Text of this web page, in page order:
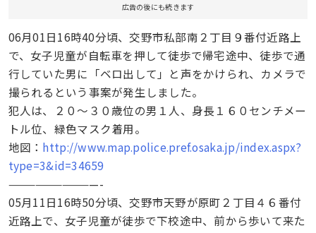
広告の後にも続きます
06月01日16時40分頃、交野市私部南２丁目９番付近路上
で、女子児童が自転車を押して徒歩で帰宅途中、徒歩で通
行していた男に「ベロ出して」と声をかけられ、カメラで
撮られるという事案が発生しました。
犯人は、２０～３０歳位の男１人、身長１６０センチメー
トル位、緑色マスク着用。
地図： http://www.map.police.pref.osaka.jp/index.aspx?
type=3&id=34659
——————————-
05月11日16時50分頃、交野市天野が原町２丁目４６番付
近路上で、女子児童が徒歩で下校途中、前から歩いて来た